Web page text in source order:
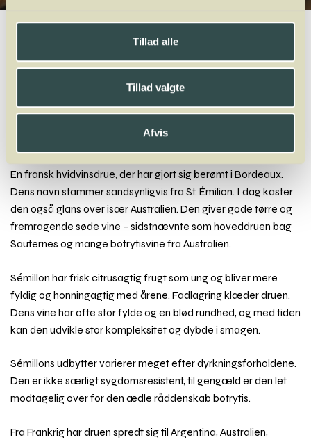
Tillad alle
Tillad valgte
Afvis
Winelab.dk Vinviden vinordbog Druesorter Sémillon
A B C D E F G H I J K L M N O P Q R S T U V W X
Kerner
Sémillon
En fransk hvidvinsdrue, der har gjort sig berømt i Bordeaux.
Dens navn stammer sandsynligvis fra St. Émilion. I dag kaster
den også glans over især Australien. Den giver gode tørre og
fremragende søde vine – sidstnævnte som hoveddruen bag
Sauternes og mange botrytisvine fra Australien.
Sémillon har frisk citrusagtig frugt som ung og bliver mere
fyldig og honningagtig med årene. Fadlagring klæder druen.
Dens vine har ofte stor fylde og en blød rundhed, og med tiden
kan den udvikle stor kompleksitet og dybde i smagen.
Sémillons udbytter varierer meget efter dyrkningsforholdene.
Den er ikke særligt sygdomsresistent, til gengæld er den let
modtagelig over for den ædle råddenskab botrytis.
Fra Frankrig har druen spredt sig til Argentina, Australien,